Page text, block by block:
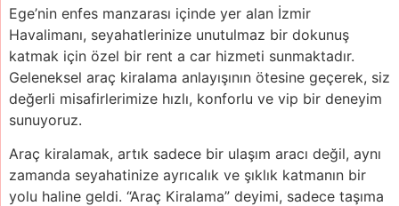
Ege’nin enfes manzarası içinde yer alan İzmir
Havalimanı, seyahatlerinize unutulmaz bir dokunuş
katmak için özel bir rent a car hizmeti sunmaktadır.
Geleneksel araç kiralama anlayışının ötesine geçerek, siz
değerli misafirlerimize hızlı, konforlu ve vip bir deneyim
sunuyoruz.
Araç kiralamak, artık sadece bir ulaşım aracı değil, aynı
zamanda seyahatinize ayrıcalık ve şıklık katmanın bir
yolu haline geldi. “Araç Kiralama” deyimi, sadece taşıma